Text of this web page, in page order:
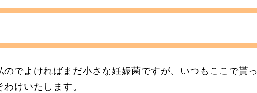
でよければまだ小さな妊娠菌ですが、いつもここで貰っ
けいたします。